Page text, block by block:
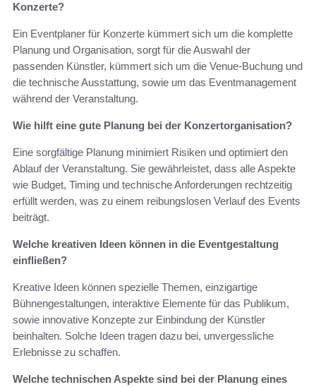
Konzerte?
Ein Eventplaner für Konzerte kümmert sich um die komplette
Planung und Organisation, sorgt für die Auswahl der
passenden Künstler, kümmert sich um die Venue-Buchung und
die technische Ausstattung, sowie um das Eventmanagement
während der Veranstaltung.
Wie hilft eine gute Planung bei der Konzertorganisation?
Eine sorgfältige Planung minimiert Risiken und optimiert den
Ablauf der Veranstaltung. Sie gewährleistet, dass alle Aspekte
wie Budget, Timing und technische Anforderungen rechtzeitig
erfüllt werden, was zu einem reibungslosen Verlauf des Events
beiträgt.
Welche kreativen Ideen können in die Eventgestaltung
einfließen?
Kreative Ideen können spezielle Themen, einzigartige
Bühnengestaltungen, interaktive Elemente für das Publikum,
sowie innovative Konzepte zur Einbindung der Künstler
beinhalten. Solche Ideen tragen dazu bei, unvergessliche
Erlebnisse zu schaffen.
Welche technischen Aspekte sind bei der Planung eines